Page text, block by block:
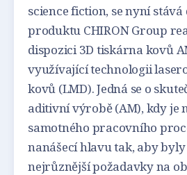
science fiction, se nyní
produktu CHIRON Group
dispozici 3D tiskárna kovů
využívající technologii
kovů (LMD). Jedná se o
aditivní výrobě (AM), kdy je
samotného pracovního
nanášecí hlavu tak, aby
nejrůznější požadavky na